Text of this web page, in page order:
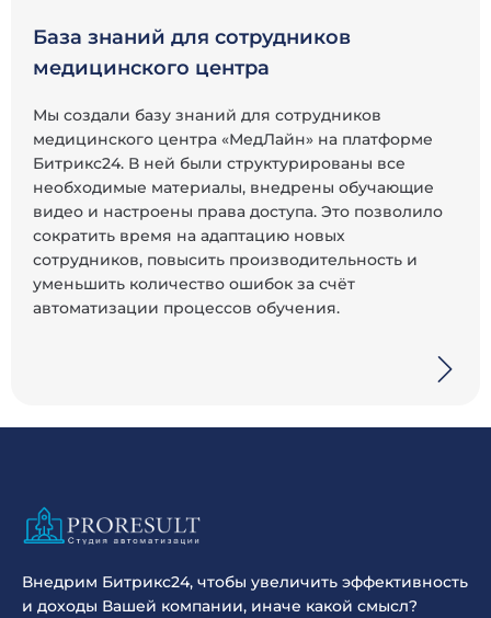
База знаний для сотрудников
медицинского центра
Мы создали базу знаний для сотрудников
медицинского центра «МедЛайн» на платформе
Битрикс24. В ней были структурированы все
необходимые материалы, внедрены обучающие
видео и настроены права доступа. Это позволило
сократить время на адаптацию новых
сотрудников, повысить производительность и
уменьшить количество ошибок за счёт
автоматизации процессов обучения.
Внедрим Битрикс24, чтобы увеличить эффективность
и доходы Вашей компании, иначе какой смысл?